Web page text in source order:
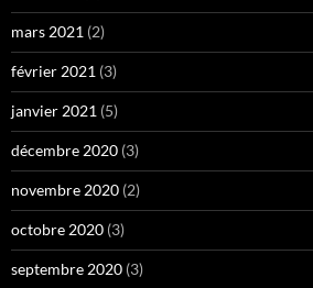
mars 2021 (2)
février 2021 (3)
janvier 2021 (5)
décembre 2020 (3)
novembre 2020 (2)
octobre 2020 (3)
septembre 2020 (3)